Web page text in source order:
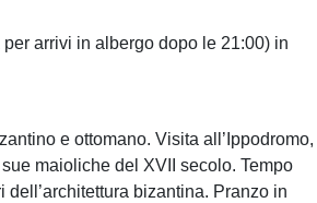
arrivi in albergo dopo le 21:00) in
e ottomano. Visita all’Ippodromo,
maioliche del XVII secolo. Tempo
bizantina. Pranzo in